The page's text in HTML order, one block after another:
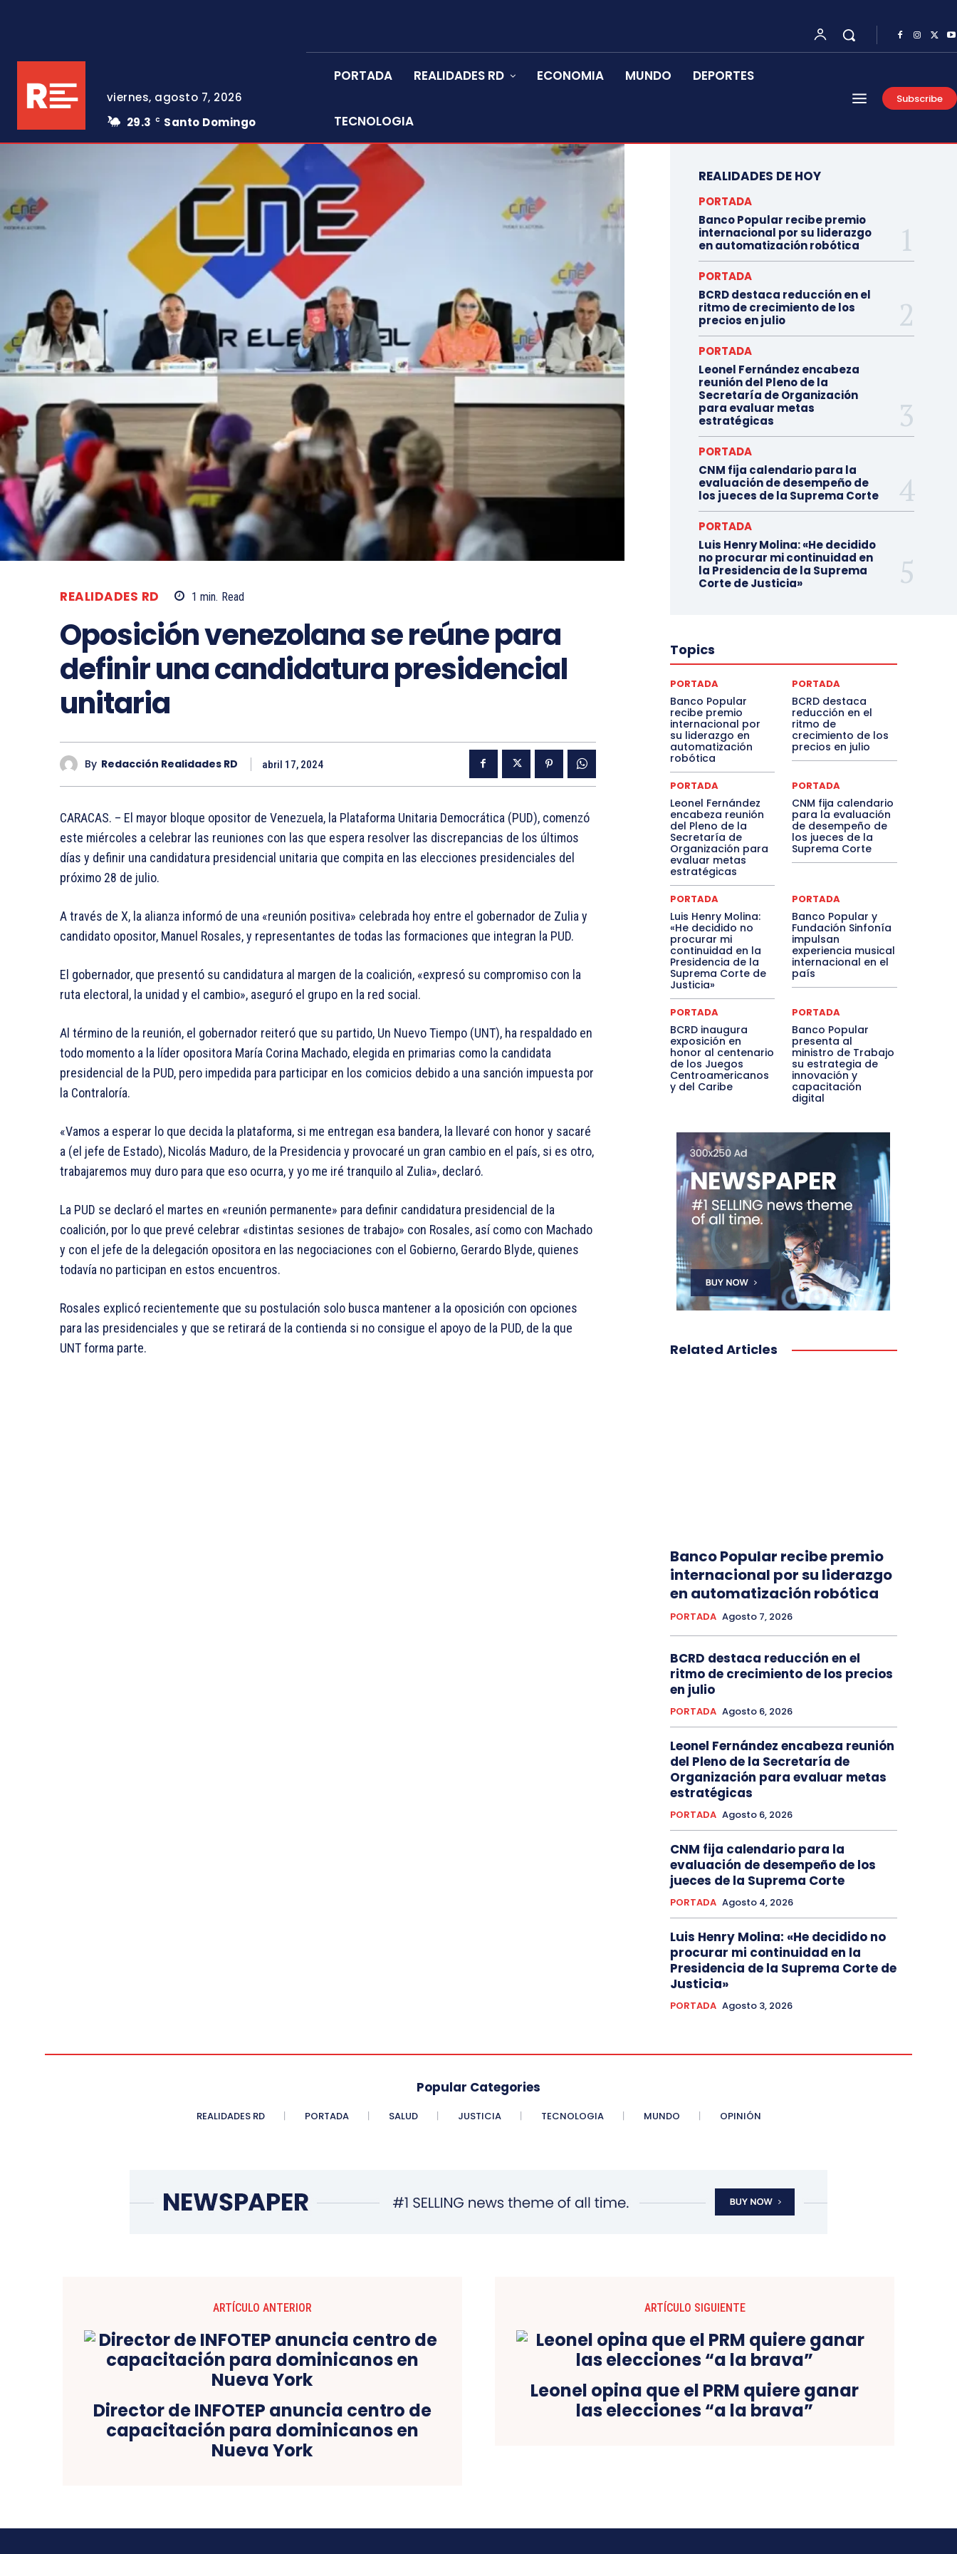
viernes, agosto 7, 2026
29.3
C Santo Domingo
PORTADA REALIDADES RD ECONOMIA MUNDO DEPORTES
TECNOLOGIA
Subscribe
REALIDADES RD 1 min. Read
Oposición venezolana se reúne para
definir una candidatura presidencial
unitaria
By Redacción Realidades RD abril 17, 2024
CARACAS. – El mayor bloque opositor de Venezuela, la Plataforma Unitaria Democrática (PUD), comenzó
este miércoles a celebrar las reuniones con las que espera resolver las discrepancias de los últimos
días y definir una candidatura presidencial unitaria que compita en las elecciones presidenciales del
próximo 28 de julio.
A través de X, la alianza informó de una «reunión positiva» celebrada hoy entre el gobernador de Zulia y
candidato opositor, Manuel Rosales, y representantes de todas las formaciones que integran la PUD.
El gobernador, que presentó su candidatura al margen de la coalición, «expresó su compromiso con la
ruta electoral, la unidad y el cambio», aseguró el grupo en la red social.
Al término de la reunión, el gobernador reiteró que su partido, Un Nuevo Tiempo (UNT), ha respaldado en
todo momento a la líder opositora María Corina Machado, elegida en primarias como la candidata
presidencial de la PUD, pero impedida para participar en los comicios debido a una sanción impuesta por
la Contraloría.
«Vamos a esperar lo que decida la plataforma, si me entregan esa bandera, la llevaré con honor y sacaré
a (el jefe de Estado), Nicolás Maduro, de la Presidencia y provocaré un gran cambio en el país, si es otro,
trabajaremos muy duro para que eso ocurra, y yo me iré tranquilo al Zulia», declaró.
La PUD se declaró el martes en «reunión permanente» para definir candidatura presidencial de la
coalición, por lo que prevé celebrar «distintas sesiones de trabajo» con Rosales, así como con Machado
y con el jefe de la delegación opositora en las negociaciones con el Gobierno, Gerardo Blyde, quienes
todavía no participan en estos encuentros.
Rosales explicó recientemente que su postulación solo busca mantener a la oposición con opciones
para las presidenciales y que se retirará de la contienda si no consigue el apoyo de la PUD, de la que
UNT forma parte.
REALIDADES DE HOY
PORTADA
Banco Popular recibe premio
internacional por su liderazgo
en automatización robótica
PORTADA
BCRD destaca reducción en el
ritmo de crecimiento de los
precios en julio
PORTADA
Leonel Fernández encabeza
reunión del Pleno de la
Secretaría de Organización
para evaluar metas
estratégicas
PORTADA
CNM fija calendario para la
evaluación de desempeño de
los jueces de la Suprema Corte
PORTADA
Luis Henry Molina: «He decidido
no procurar mi continuidad en
la Presidencia de la Suprema
Corte de Justicia»
Topics
PORTADA
Banco Popular
recibe premio
internacional por
su liderazgo en
automatización
robótica
PORTADA
BCRD destaca
reducción en el
ritmo de
crecimiento de los
precios en julio
PORTADA
Leonel Fernández
encabeza reunión
del Pleno de la
Secretaría de
Organización para
evaluar metas
estratégicas
PORTADA
CNM fija calendario
para la evaluación
de desempeño de
los jueces de la
Suprema Corte
PORTADA
Luis Henry Molina:
«He decidido no
procurar mi
continuidad en la
Presidencia de la
Suprema Corte de
Justicia»
PORTADA
Banco Popular y
Fundación Sinfonía
impulsan
experiencia musical
internacional en el
país
PORTADA
BCRD inaugura
exposición en
honor al centenario
de los Juegos
Centroamericanos
y del Caribe
PORTADA
Banco Popular
presenta al
ministro de Trabajo
su estrategia de
innovación y
capacitación
digital
Related Articles
Banco Popular recibe premio
internacional por su liderazgo
en automatización robótica
PORTADA Agosto 7, 2026
BCRD destaca reducción en el
ritmo de crecimiento de los precios
en julio
PORTADA Agosto 6, 2026
Leonel Fernández encabeza reunión
del Pleno de la Secretaría de
Organización para evaluar metas
estratégicas
PORTADA Agosto 6, 2026
CNM fija calendario para la
evaluación de desempeño de los
jueces de la Suprema Corte
PORTADA Agosto 4, 2026
Luis Henry Molina: «He decidido no
procurar mi continuidad en la
Presidencia de la Suprema Corte de
Justicia»
PORTADA Agosto 3, 2026
Popular Categories
REALIDADES RD PORTADA SALUD JUSTICIA TECNOLOGIA MUNDO OPINIÓN
ARTÍCULO ANTERIOR
Director de INFOTEP anuncia centro de
capacitación para dominicanos en
Nueva York
ARTÍCULO SIGUIENTE
Leonel opina que el PRM quiere ganar
las elecciones “a la brava”